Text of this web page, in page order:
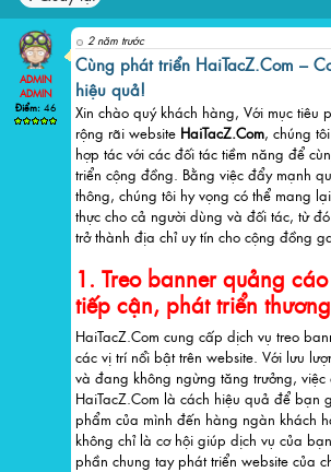
ADMIN
ADMIN
Điểm:46
2 năm trước
Cùng phát triển HaiTacZ.Com –
hiệu quả!
Xin chào quý khách hàng, Với mục tiêu
rộng rãi website HaiTacZ.Com, chúng
hợp tác với các đối tác tiềm năng để
triển cộng đồng. Bằng việc đẩy mạnh
thông, chúng tôi hy vọng có thể mang
thực cho cả người dùng và đối tác, từ
trở thành địa chỉ uy tín cho cộng đồng
1. Treo banner quảng
tiếp cận, phát triển
HaiTacZ.Com cung cấp dịch vụ treo
các vị trí nổi bật trên website. Với lưu
và đang không ngừng tăng trưởng, việc
HaiTacZ.Com là cách hiệu quả để bạn
phẩm của mình đến hàng ngàn khách
không chỉ là cơ hội giúp dịch vụ của
phần chung tay phát triển website của